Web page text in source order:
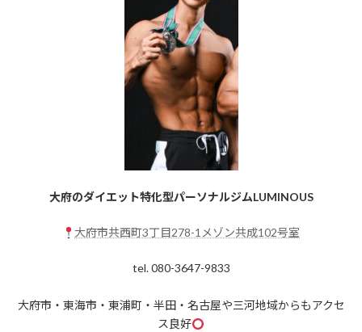
大府のダイエット特化型パーソナルジムLUMINOUS
大府市共西町3丁目278-1メゾン共成102号室
tel. 080-3647-9833
大府市・東海市・東浦町・半田・名古屋や三河地域からもアクセ
ス良好